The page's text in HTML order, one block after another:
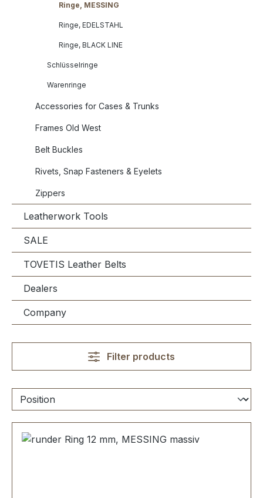
Ringe, MESSING
Ringe, EDELSTAHL
Ringe, BLACK LINE
Schlüsselringe
Warenringe
Accessories for Cases & Trunks
Frames Old West
Belt Buckles
Rivets, Snap Fasteners & Eyelets
Zippers
Leatherwork Tools
SALE
TOVETIS Leather Belts
Dealers
Company
Filter products